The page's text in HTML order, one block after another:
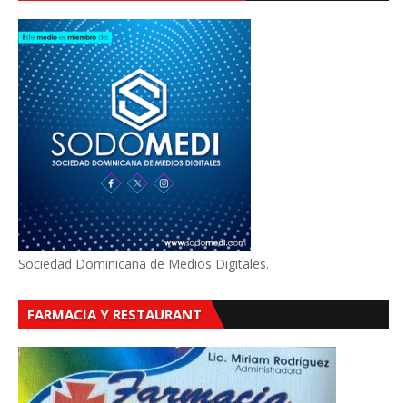
Sociedad Dominicana de Medios Digitales.
FARMACIA Y RESTAURANT